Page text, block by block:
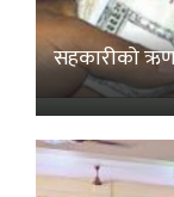
सहकारीको